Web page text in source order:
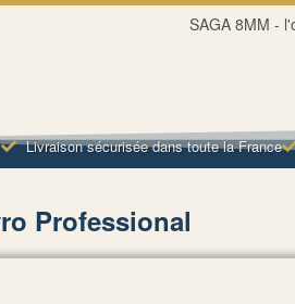
Livraison sécurisée dans toute la France
Professional